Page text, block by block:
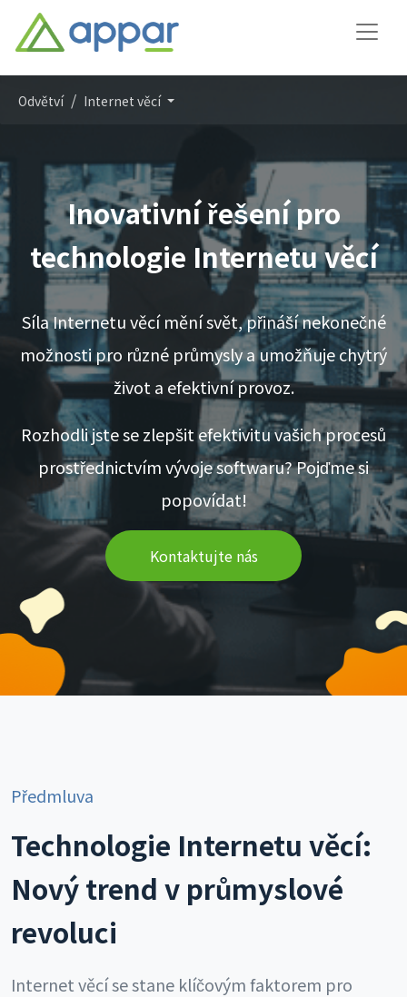
Odvětví Internet věcí
Inovativní řešení pro
technologie Internetu věcí
Síla Internetu věcí mění svět, přináší nekonečné
možnosti pro různé průmysly a umožňuje chytrý
život a efektivní provoz.
Rozhodli jste se zlepšit efektivitu vašich procesů
prostřednictvím vývoje softwaru? Pojďme si
popovídat!
Kontaktujte nás
Předmluva
Technologie Internetu věcí:
Nový trend v průmyslové
revoluci
Internet věcí se stane klíčovým faktorem pro